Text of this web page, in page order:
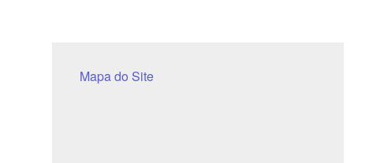
Mapa do Site